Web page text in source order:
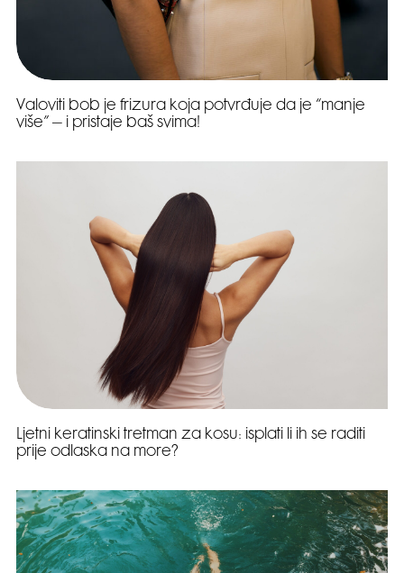
Valoviti bob je frizura koja potvrđuje da je “manje
više” – i pristaje baš svima!
Ljetni keratinski tretman za kosu: isplati li ih se raditi
prije odlaska na more?